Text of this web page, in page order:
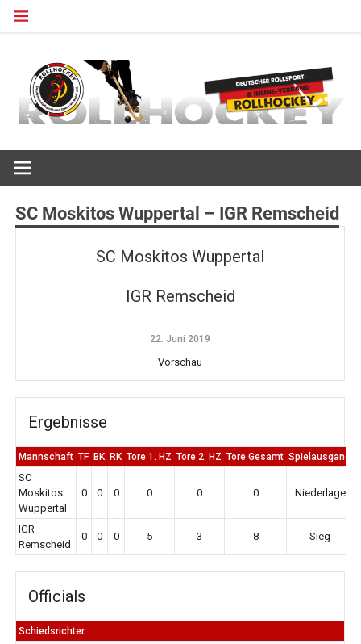
Zum
SC Moskitos Wuppertal – IGR Remscheid
SC Moskitos Wuppertal
IGR Remscheid
22. Juni 2019
Vorschau
Ergebnisse
Mannschaft TF BK RK Tore 1. HZ Tore 2. HZ Tore Gesamt Spielausgang
SC
Moskitos
Wuppertal
0 0 0 0 0 0 Niederlage
IGR
Remscheid
0 0 0 5 3 8 Sieg
Officials
Schiedsrichter